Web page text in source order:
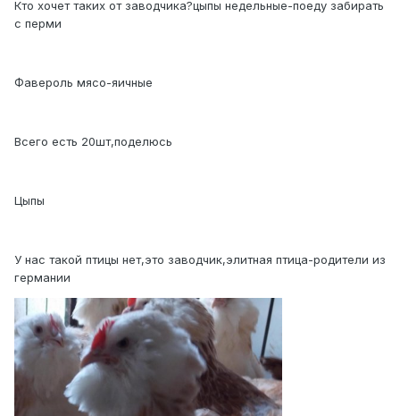
Кто хочет таких от заводчика?цыпы недельные-поеду забирать
с перми
Фавероль мясо-яичные
Всего есть 20шт,поделюсь
Цыпы
У нас такой птицы нет,это заводчик,элитная птица-родители из
германии